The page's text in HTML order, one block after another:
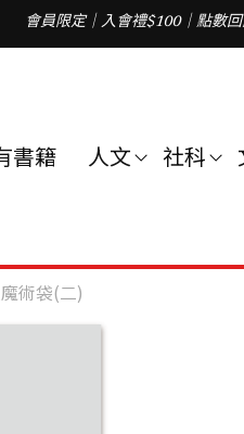
會員限定｜入會禮$100｜點數
書籍 人文 社科
術袋(二)